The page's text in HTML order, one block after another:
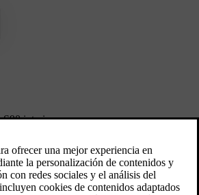
S90 interior
S90 interior